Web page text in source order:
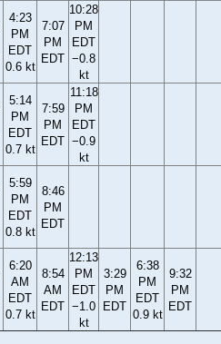
4:23
PM
EDT
0.6 kt
7:07
PM
EDT
10:28
PM
EDT
−0.8
kt
5:14
PM
EDT
0.7 kt
7:59
PM
EDT
11:18
PM
EDT
−0.9
kt
5:59
PM
EDT
0.8 kt
8:46
PM
EDT
6:20
AM
EDT
0.7 kt
8:54
AM
EDT
12:13
PM
EDT
−1.0
kt
3:29
PM
EDT
6:38
PM
EDT
0.9 kt
9:32
PM
EDT